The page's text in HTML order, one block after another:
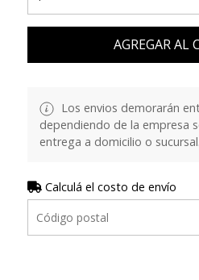
AGREGAR AL
Los envios demorarán
dependiendo de la empresa
entrega a domicilio o sucursal.
Calculá el costo de envío